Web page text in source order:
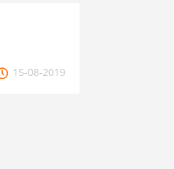
15-08-2019